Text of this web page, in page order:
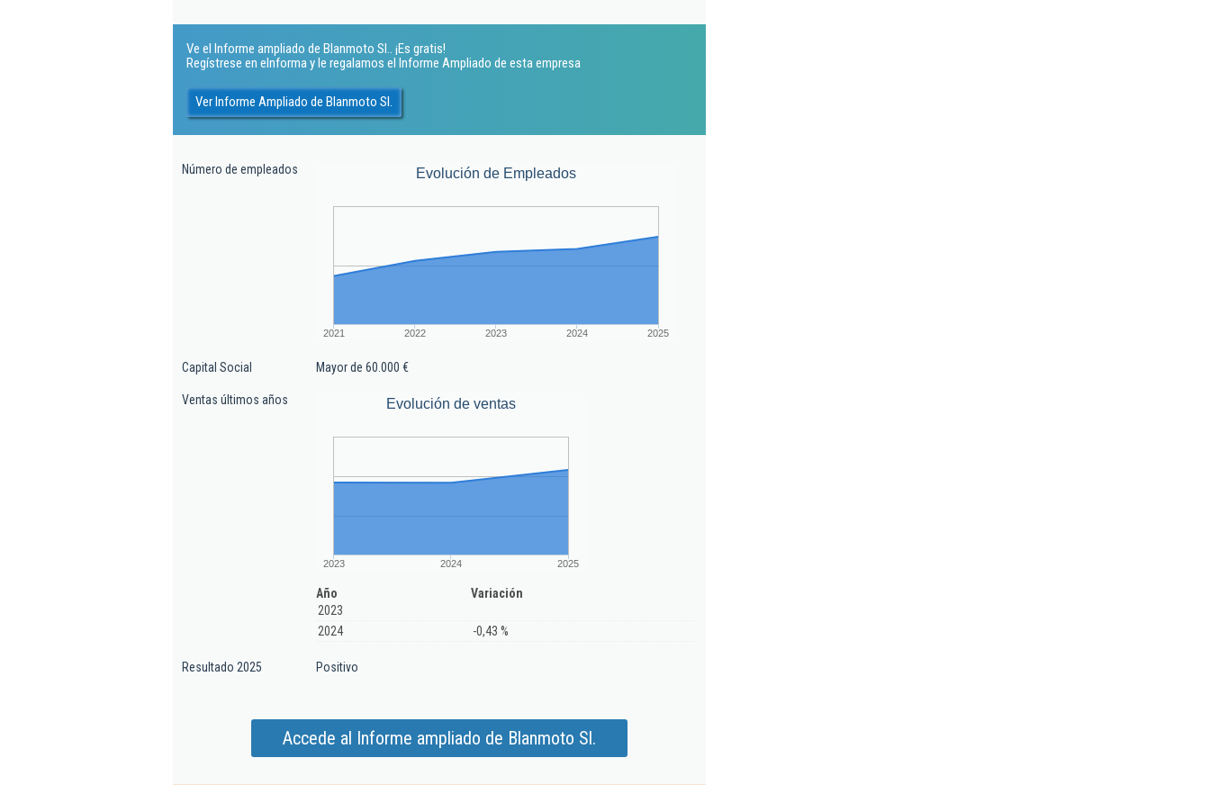
Ve el Informe ampliado de Blanmoto Sl.. ¡Es gratis!
Regístrese en eInforma y le regalamos el Informe Ampliado de esta empresa
Ver Informe Ampliado de Blanmoto Sl.
Número de empleados Evolución de Empleados
2021 2022 2023 2024 2025
Capital Social Mayor de 60.000 €
Ventas últimos años Evolución de ventas
2023 2024 2025
Año
Variación
2023
2024
-0,43 %
Resultado 2025 Positivo
Accede al Informe ampliado de Blanmoto Sl.